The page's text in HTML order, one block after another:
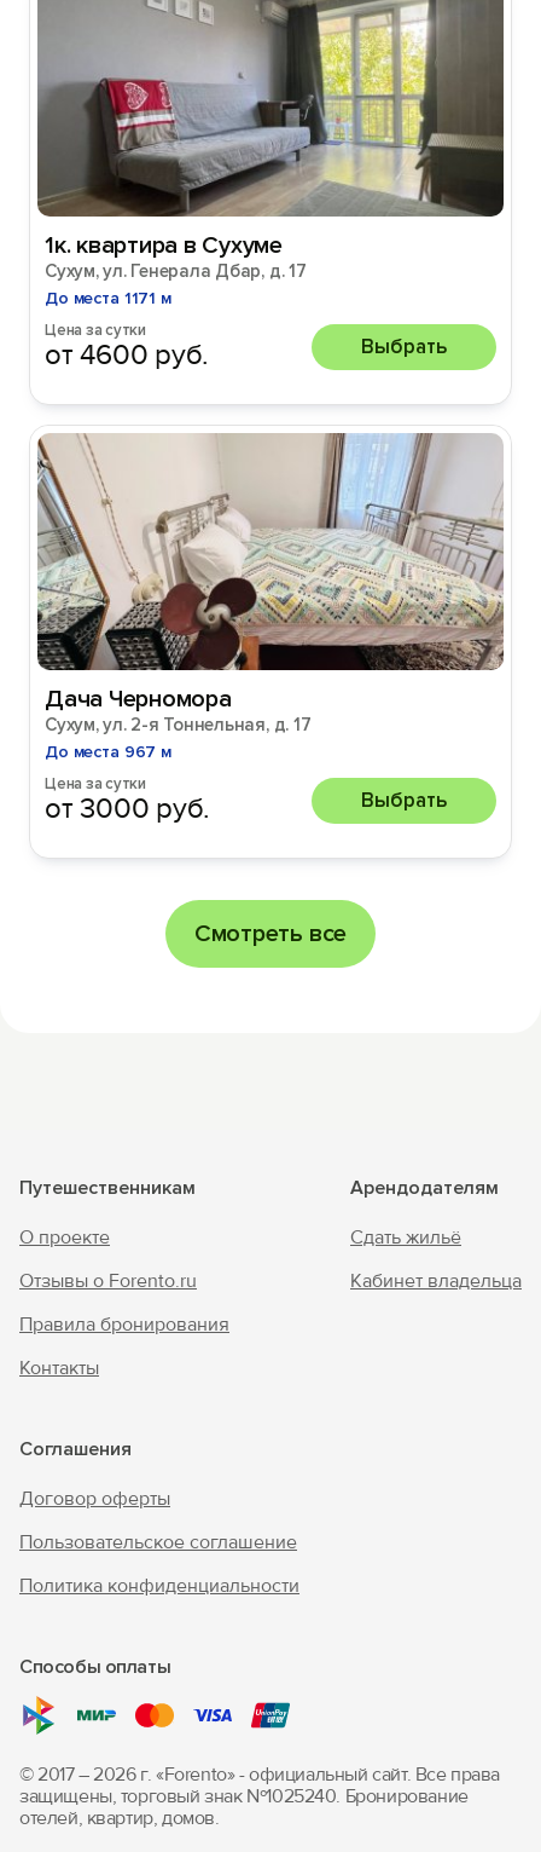
1к. квартира в Сухуме
Сухум, ул. Генерала Дбар, д. 17
До места 1171 м
Цена за сутки
от 4600 руб. Выбрать
Дача Черномора
Сухум, ул. 2-я Тоннельная, д. 17
До места 967 м
Цена за сутки
от 3000 руб. Выбрать
Смотреть все
Путешественникам
О проекте
Отзывы о Forento.ru
Правила бронирования
Контакты
Арендодателям
Сдать жильё
Кабинет владельца
Соглашения
Договор оферты
Пользовательское соглашение
Политика конфиденциальности
Способы оплаты
© 2017 – 2026 г. «Forento» - официальный сайт. Все права
защищены, торговый знак Nº1025240. Бронирование
отелей, квартир, домов.